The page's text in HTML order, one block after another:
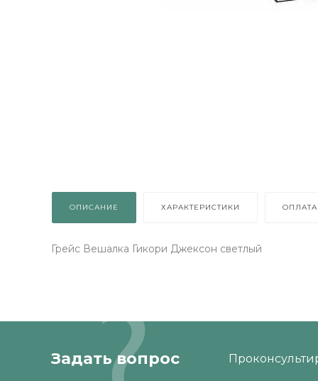
ОПИСАНИЕ ХАРАКТЕРИСТИКИ ОПЛАТА
Грейс Вешалка Гикори Джексон светлый
Задать вопрос